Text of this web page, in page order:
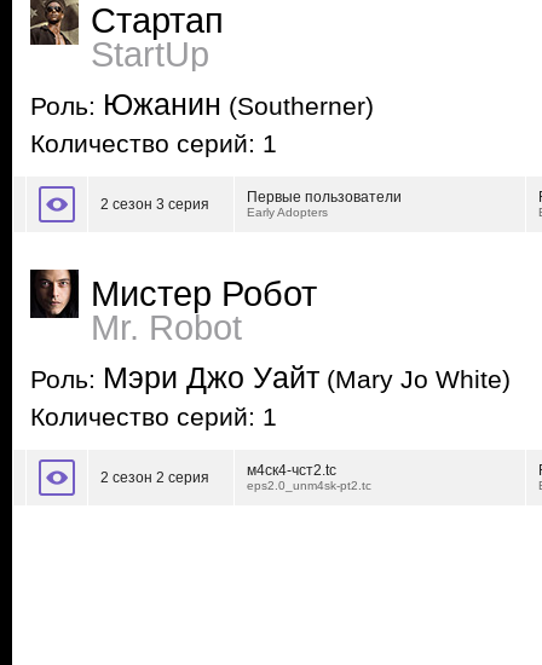
Стартап
StartUp
Роль: Южанин (Southerner)
Количество серий: 1
2 сезон 3 серия Первые пользователи
Early Adopters
Мистер Робот
Mr. Robot
Роль: Мэри Джо Уайт (Mary Jo White)
Количество серий: 1
2 сезон 2 серия м4ск4-чст2.tc
eps2.0_unm4sk-pt2.tc